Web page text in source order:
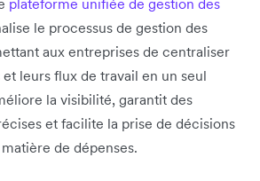
plateforme unifiée de gestion des
le processus de gestion des
aux entreprises de centraliser
leurs flux de travail en un seul
la visibilité, garantit des
et facilite la prise de décisions
de dépenses.